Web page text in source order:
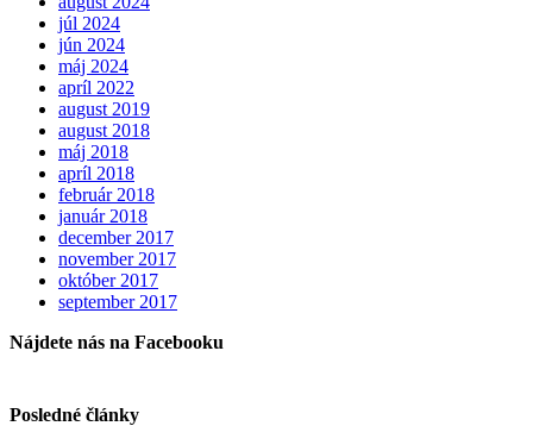
júl 2024
jún 2024
máj 2024
apríl 2022
august 2019
august 2018
máj 2018
apríl 2018
február 2018
január 2018
december 2017
november 2017
október 2017
september 2017
Nájdete nás na Facebooku
Posledné články